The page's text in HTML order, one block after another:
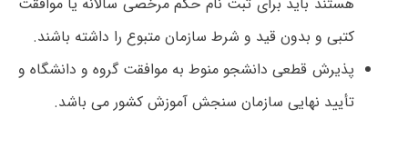
کتبی‌ و بدون‌ قید و شرط سازمان‌ متبوع‌ را داشته باشند.
پذیرش قطعی دانشجو منوط به موافقت گروه و دانشگاه و
تأیید نهایی سازمان سنجش آموزش کشور می باشد.